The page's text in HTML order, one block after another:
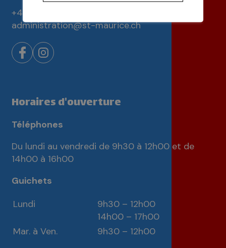
+41 24 486 60 60
administration@st-maurice.ch
Horaires d'ouverture
Téléphones
Du lundi au vendredi de 9h30 à 12h00 et de
14h00 à 16h00
Guichets
Lundi
9h30 – 12h00
14h00 – 17h00
Mar. à Ven.
9h30 – 12h00